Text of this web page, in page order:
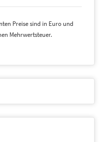
Preise sind in Euro und
Mehrwertsteuer.